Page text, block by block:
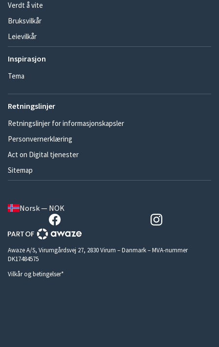
Verdt å vite
Bruksvilkår
Leievilkår
Inspirasjon
Tema
Retningslinjer
Retningslinjer for informasjonskapsler
Personvernerklæring
Act on Digital tjenester
Sitemap
Norsk — NOK
Awaze A/S, Virumgårdsvej 27, 2830 Virum – Danmark – MVA-nummer
DK17484575
Vilkår og betingelser*